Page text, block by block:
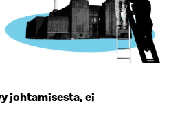
johtamisesta, ei